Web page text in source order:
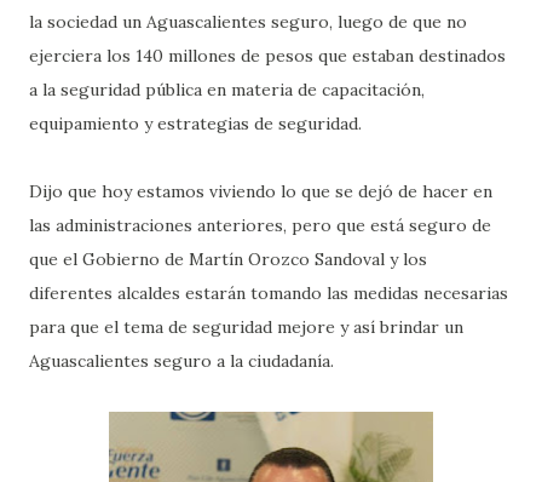
la sociedad un Aguascalientes seguro, luego de que no
ejerciera los 140 millones de pesos que estaban destinados
a la seguridad pública en materia de capacitación,
equipamiento y estrategias de seguridad.
Dijo que hoy estamos viviendo lo que se dejó de hacer en
las administraciones anteriores, pero que está seguro de
que el Gobierno de Martín Orozco Sandoval y los
diferentes alcaldes estarán tomando las medidas necesarias
para que el tema de seguridad mejore y así brindar un
Aguascalientes seguro a la ciudadanía.